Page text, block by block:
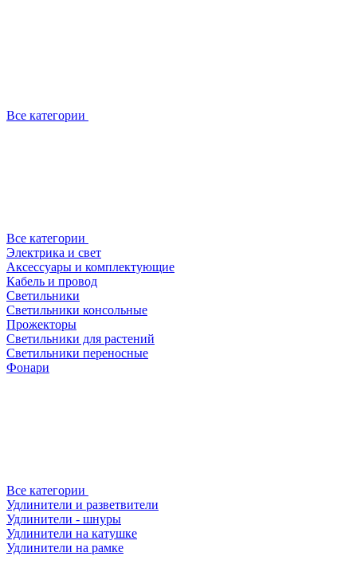
Все категории
Все категории
Электрика и свет
Аксессуары и комплектующие
Кабель и провод
Светильники
Светильники консольные
Прожекторы
Светильники для растений
Светильники переносные
Фонари
Все категории
Удлинители и разветвители
Удлинители - шнуры
Удлинители на катушке
Удлинители на рамке